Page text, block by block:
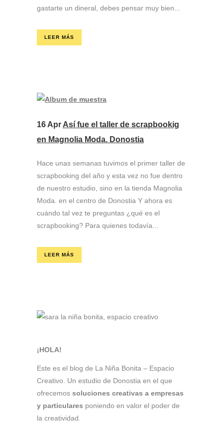
gastarte un dineral, debes pensar muy bien...
LEER MÁS
16 Apr Así fue el taller de scrapbookig
en Magnolia Moda. Donostia
Hace unas semanas tuvimos el primer taller de
scrapbooking del año y esta vez no fue dentro
de nuestro estudio, sino en la tienda Magnolia
Moda. en el centro de Donostia Y ahora es
cuándo tal vez te preguntas ¿qué es el
scrapbooking? Para quienes todavía...
LEER MÁS
¡HOLA!
Este es el blog de La Niña Bonita – Espacio
Creativo. Un estudio de Donostia en el que
ofrecemos soluciones creativas a empresas
y particulares poniendo en valor el poder de
la creatividad.